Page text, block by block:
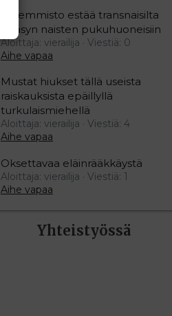
Vasemmisto estää transnaisilta
pääsyn naisten pukuhuoneisiin
Aloittaja: vierailija
Viestiä: 0
Aihe vapaa
Mustat hiukset tällä useista
raiskauksista epäillyllä
turkulaismiehellä
Aloittaja: vierailija
Viestiä: 4
Aihe vapaa
Oksettavaa eläinrääkkäystä
Aloittaja: vierailija
Viestiä: 1
Aihe vapaa
Yhteistyössä